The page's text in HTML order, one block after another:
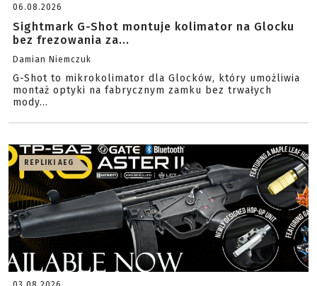
06.08.2026
Sightmark G-Shot montuje kolimator na Glocku
bez frezowania za...
Damian Niemczuk
G-Shot to mikrokolimator dla Glocków, który umożliwia
montaż optyki na fabrycznym zamku bez trwałych
mody...
REPLIKI AEG